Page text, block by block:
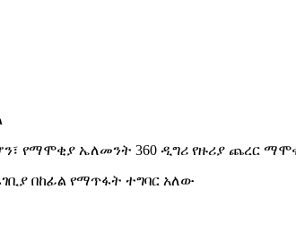
የማሞቂያ ኤለመንት 360 ዲግሪ የዙሪያ ጨረር
በከፊል የማጥፋት ተግባር አለው